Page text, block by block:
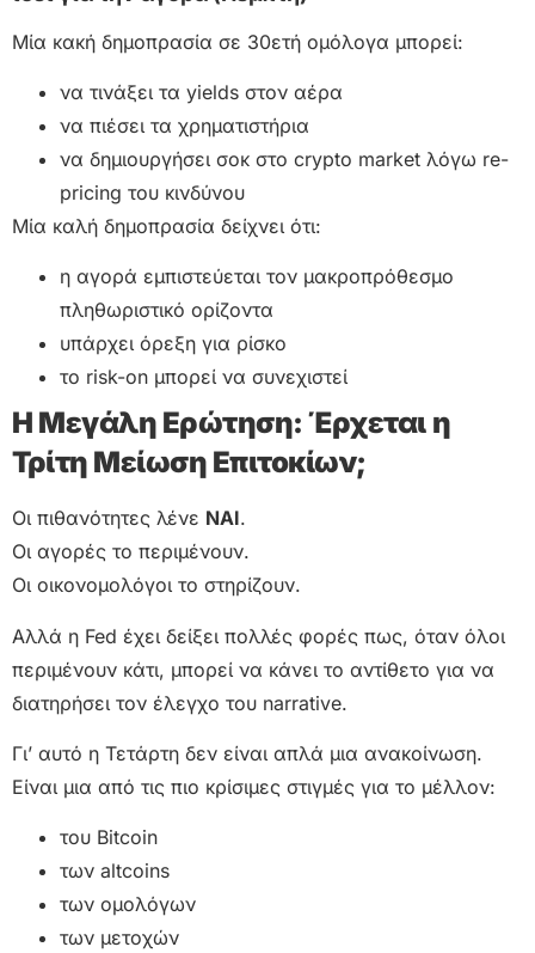
Μία κακή δημοπρασία σε 30ετή ομόλογα μπορεί:
να τινάξει τα yields στον αέρα
να πιέσει τα χρηματιστήρια
να δημιουργήσει σοκ στο crypto market λόγω re-
pricing του κινδύνου
Μία καλή δημοπρασία δείχνει ότι:
η αγορά εμπιστεύεται τον μακροπρόθεσμο
πληθωριστικό ορίζοντα
υπάρχει όρεξη για ρίσκο
το risk-on μπορεί να συνεχιστεί
Η Μεγάλη Ερώτηση: Έρχεται η
Τρίτη Μείωση Επιτοκίων;
Οι πιθανότητες λένε ΝΑΙ.
Οι αγορές το περιμένουν.
Οι οικονομολόγοι το στηρίζουν.
Αλλά η Fed έχει δείξει πολλές φορές πως, όταν όλοι
περιμένουν κάτι, μπορεί να κάνει το αντίθετο για να
διατηρήσει τον έλεγχο του narrative.
Γι’ αυτό η Τετάρτη δεν είναι απλά μια ανακοίνωση.
Είναι μια από τις πιο κρίσιμες στιγμές για το μέλλον:
του Bitcoin
των altcoins
των ομολόγων
των μετοχών